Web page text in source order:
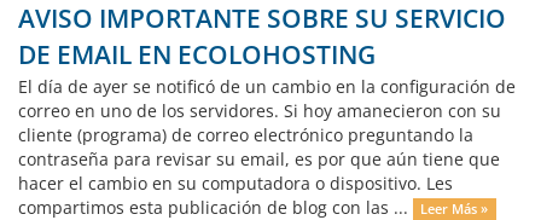
AVISO IMPORTANTE SOBRE SU SERVICIO
DE EMAIL EN ECOLOHOSTING
El día de ayer se notificó de un cambio en la configuración de
correo en uno de los servidores. Si hoy amanecieron con su
cliente (programa) de correo electrónico preguntando la
contraseña para revisar su email, es por que aún tiene que
hacer el cambio en su computadora o dispositivo. Les
compartimos esta publicación de blog con las ...
Leer Más »